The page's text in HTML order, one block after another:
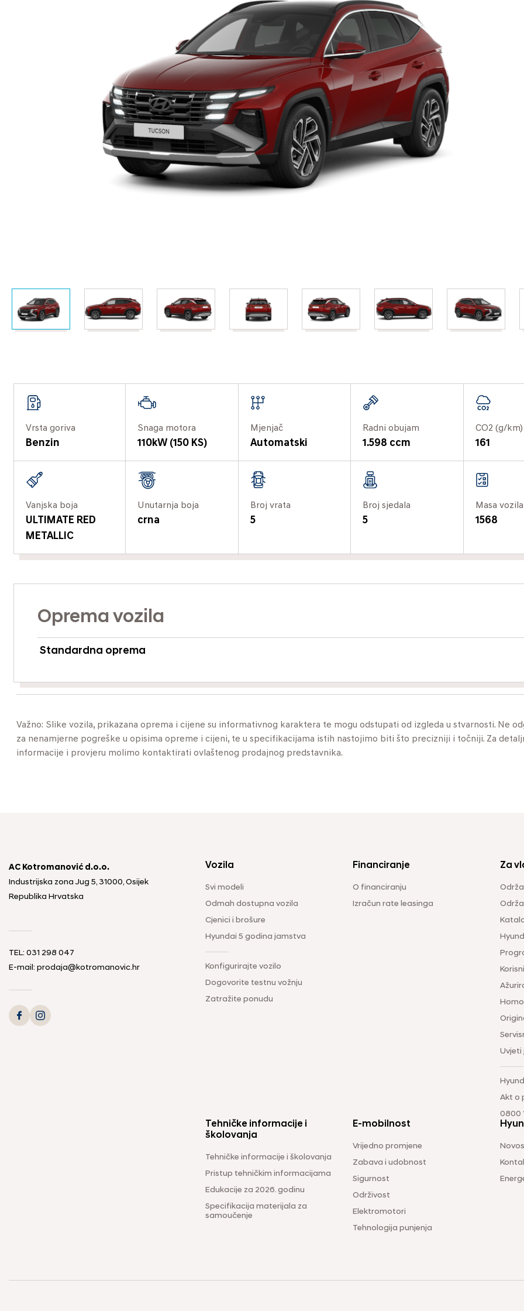
Vrsta goriva
Benzin
Snaga motora
110kW (150 KS)
Mjenjač
Automatski
Radni obujam
1.598 ccm
CO2 (g/km)
161
Vanjska boja
ULTIMATE RED
METALLIC
Unutarnja boja
crna
Broj vrata
5
Broj sjedala
5
Masa
1568
Oprema vozila
Standardna oprema
Važno: Slike vozila, prikazana oprema i cijene su informativnog karaktera te mogu odstupati od izgleda u stvarnosti. Ne
za nenamjerne pogreške u opisima opreme i cijeni, te u specifikacijama istih nastojimo biti što precizniji i točniji. Za
informacije i provjeru molimo kontaktirati ovlaštenog prodajnog predstavnika.
AC Kotromanović d.o.o.
Industrijska zona Jug 5, 31000, Osijek
Republika Hrvatska
TEL: 031 298 047
E-mail: prodaja@kotromanovic.hr
Vozila
Svi modeli
Odmah dostupna vozila
Cjenici i brošure
Hyundai 5 godina jamstva
Konfigurirajte vozilo
Dogovorite testnu vožnju
Zatražite ponudu
Financiranje
O financiranju
Izračun rate leasinga
Za
Uvjeti
Akt o
0800
Tehničke informacije i
školovanja
Tehničke informacije i školovanja
Pristup tehničkim informacijama
Edukacije za 2026. godinu
Specifikacija materijala za
samoučenje
E-mobilnost
Vrijedno promjene
Zabava i udobnost
Sigurnost
Održivost
Elektromotori
Tehnologija punjenja